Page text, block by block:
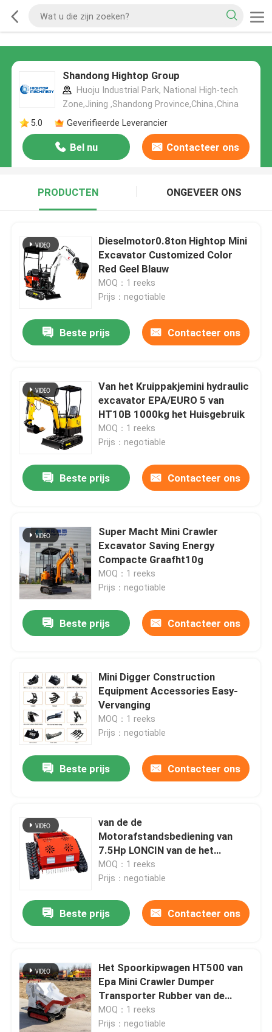
Shandong Hightop Group
Huoju Industrial Park, National High-tech
Zone,Jining ,Shandong Province,China.,China
5.0
Geverifieerde Leverancier
Bel nu Contacteer ons
PRODUCTEN ONGEVEER ONS
Dieselmotor0.8ton Hightop Mini
Excavator Customized Color
Red Geel Blauw
MOQ：1 reeks
Prijs：negotiable
Beste prijs Contacteer ons
Van het Kruippakjemini hydraulic
excavator EPA/EURO 5 van
HT10B 1000kg het Huisgebruik
MOQ：1 reeks
Prijs：negotiable
Beste prijs Contacteer ons
Super Macht Mini Crawler
Excavator Saving Energy
Compacte Graafht10g
MOQ：1 reeks
Prijs：negotiable
Beste prijs Contacteer ons
Mini Digger Construction
Equipment Accessories Easy-
Vervanging
MOQ：1 reeks
Prijs：negotiable
Beste prijs Contacteer ons
van de de
Motorafstandsbediening van
7.5Hp LONCIN van de het
GasGrasmaaimachine
Automatische het Gazonsnijder
MOQ：1 reeks
Prijs：negotiable
Beste prijs Contacteer ons
Het Spoorkipwagen HT500 van
Epa Mini Crawler Dumper
Transporter Rubber van de
benzinemotor
MOQ：1 reeks
Prijs：negotiable